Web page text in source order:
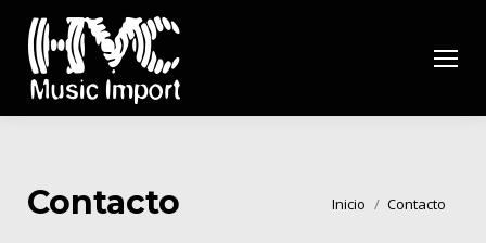
Contacto Estás aquí:
Inicio Contacto